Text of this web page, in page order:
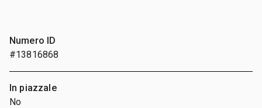
Numero ID
#13816868
In piazzale
No